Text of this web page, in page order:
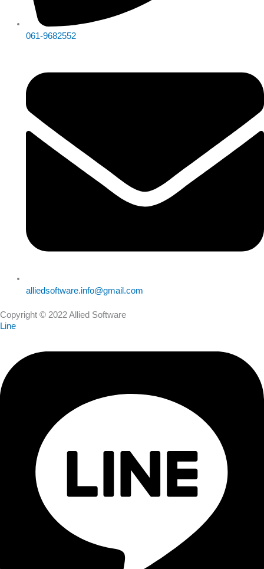
061-9682552
alliedsoftware.info@gmail.com
Copyright © 2022 Allied Software
Line